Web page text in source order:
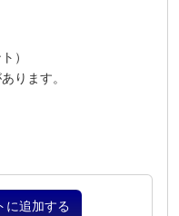
）
ります。
に追加する